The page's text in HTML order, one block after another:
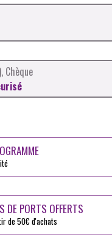
Chèque
DE PORTS OFFERTS
de 50€ d'achats